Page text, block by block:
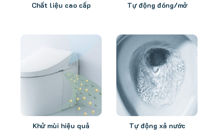
Chất liệu cao cấp Tự động đóng/mở
Khử mùi hiệu quả Tự động xả nước